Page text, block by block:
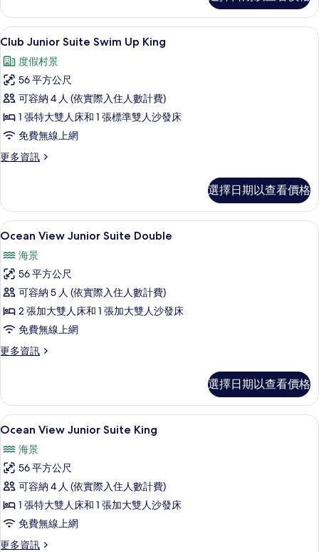
有
相
片
Suite
Swim
Up
的
詳
顯
示
Club
Junior
Suite
Swim
Up
King
有
相
片
高級寢具、羽絨被、舒適加層、免費迷
6
Club Junior Suite Swim Up King
度假村景
56 平方公尺
可容納 4 人 (依實際入住人數計費)
1 張特大雙人床和 1 張標準雙人沙發床
免費無線上網
更多資訊
更
Suite
Swim
Up
的
詳
選擇日期以查看價格
顯
Ocean
View
Junior
Suite
Double
的
相
片
高級寢具、羽絨被、舒適加層、免費迷
5
Ocean View Junior Suite Double
海景
56 平方公尺
可容納 5 人 (依實際入住人數計費)
2 張加大雙人床和 1 張加大雙人沙發床
免費無線上網
更多資訊
更
Junior
Suite
Double
詳
情
選擇日期以查看價格
顯
Ocean
View
Junior
Suite
King
的
高級寢具、羽絨被、舒適加層、免費迷
5
Ocean View Junior Suite King
海景
56 平方公尺
可容納 4 人 (依實際入住人數計費)
1 張特大雙人床和 1 張加大雙人沙發床
免費無線上網
更多資訊
更